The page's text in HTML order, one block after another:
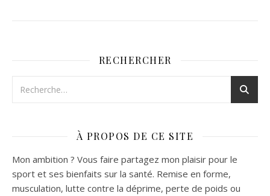
RECHERCHER
À PROPOS DE CE SITE
Mon ambition ? Vous faire partagez mon plaisir pour le
sport et ses bienfaits sur la santé. Remise en forme,
musculation, lutte contre la déprime, perte de poids ou